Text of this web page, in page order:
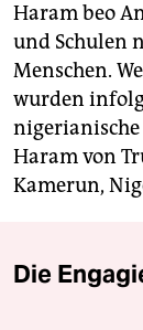
Haram beo
und Schulen
Menschen.
wurden
Haram von
Kamerun,
Die